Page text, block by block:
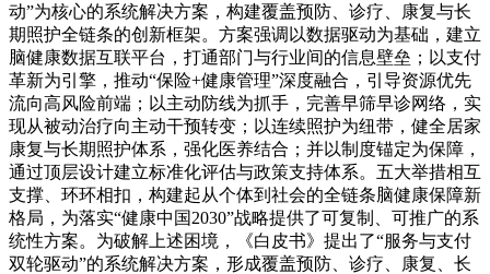
动”为核心的系统解决方案，构建覆盖预防、诊疗、康复与长
期照护全链条的创新框架。方案强调以数据驱动为基础，建立
脑健康数据互联平台，打通部门与行业间的信息壁垒；以支付
革新为引擎，推动“保险+健康管理”深度融合，引导资源优先
流向高风险前端；以主动防线为抓手，完善早筛早诊网络，实
现从被动治疗向主动干预转变；以连续照护为纽带，健全居家
康复与长期照护体系，强化医养结合；并以制度锚定为保障，
通过顶层设计建立标准化评估与政策支持体系。五大举措相互
支撑、环环相扣，构建起从个体到社会的全链条脑健康保障新
格局，为落实“健康中国2030”战略提供了可复制、可推广的系
统性方案。为破解上述困境，《白皮书》提出了“服务与支付
双轮驱动”的系统解决方案，形成覆盖预防、诊疗、康复、长